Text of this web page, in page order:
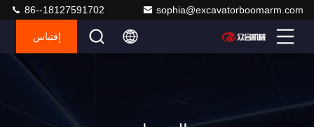
sophia@excavatorboomarm.com
86--18127591702
إقتباس